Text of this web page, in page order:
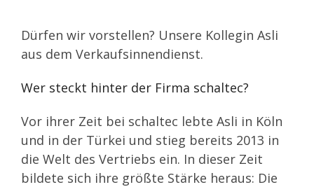
Dürfen wir vorstellen? Unsere Kollegin Asli
aus dem Verkaufsinnendienst.
Wer steckt hinter der Firma schaltec?
Vor ihrer Zeit bei schaltec lebte Asli in Köln
und in der Türkei und stieg bereits 2013 in
die Welt des Vertriebs ein. In dieser Zeit
bildete sich ihre größte Stärke heraus: Die